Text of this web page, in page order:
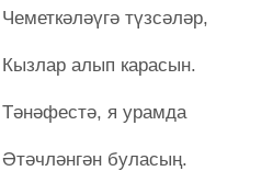
Чеметкәләүгә түзсәләр,
Кызлар алып карасын.
Тәнәфестә, я урамда
Әтәчләнгән буласың.